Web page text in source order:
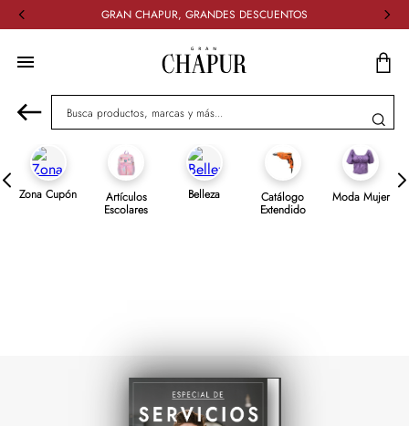
GRAN CHAPUR, GRANDES DESCUENTOS
Busca productos, marcas y más...
Zona Cupón Artículos
Escolares
Belleza Catálogo
Extendido
Moda Mujer